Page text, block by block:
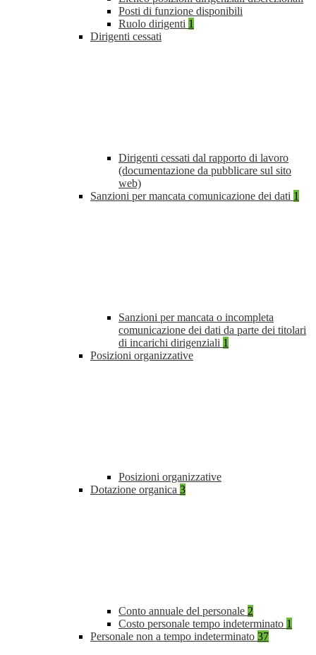
Posti di funzione disponibili
Ruolo dirigenti 1
Dirigenti cessati
Dirigenti cessati dal rapporto di lavoro
(documentazione da pubblicare sul sito
web)
Sanzioni per mancata comunicazione dei dati 1
Sanzioni per mancata o incompleta
comunicazione dei dati da parte dei titolari
di incarichi dirigenziali 1
Posizioni organizzative
Posizioni organizzative
Dotazione organica 3
Conto annuale del personale 2
Costo personale tempo indeterminato 1
Personale non a tempo indeterminato 37